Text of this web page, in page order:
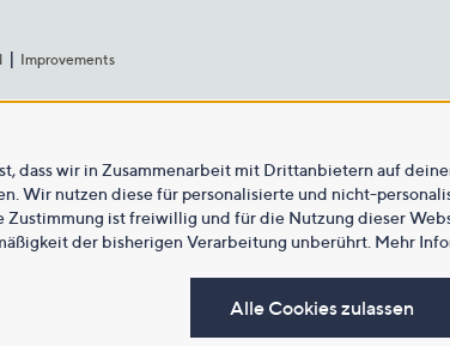
Improvements
dass wir in Zusammenarbeit mit Drittanbietern auf
Wir nutzen diese für personalisierte und nicht-
ist freiwillig und für die Nutzung dieser
der bisherigen Verarbeitung unberührt. Mehr
Alle Cookies zulassen